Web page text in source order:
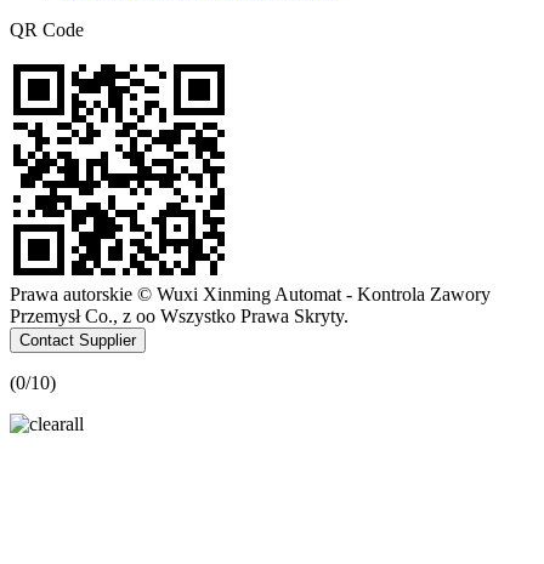
QR Code
Prawa autorskie © Wuxi Xinming Automat - Kontrola Zawory
Przemysł Co., z oo Wszystko Prawa Skryty.
Contact Supplier
(0/10)